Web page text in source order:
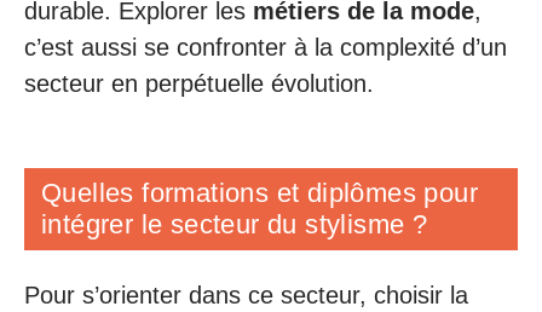
durable. Explorer les métiers de la mode,
c’est aussi se confronter à la complexité d’un
secteur en perpétuelle évolution.
Quelles formations et diplômes pour
intégrer le secteur du stylisme ?
Pour s’orienter dans ce secteur, choisir la